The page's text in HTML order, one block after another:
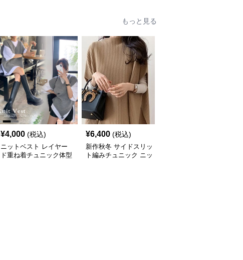
もっと見る
¥4,000 (税込)
ニットベスト レイヤー
ド重ね着チュニック体型
¥6,400 (税込)
新作秋冬 サイドスリッ
ト編みチュニック ニッ